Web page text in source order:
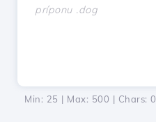
Min: 25 | Max: 500 | Chars: 0